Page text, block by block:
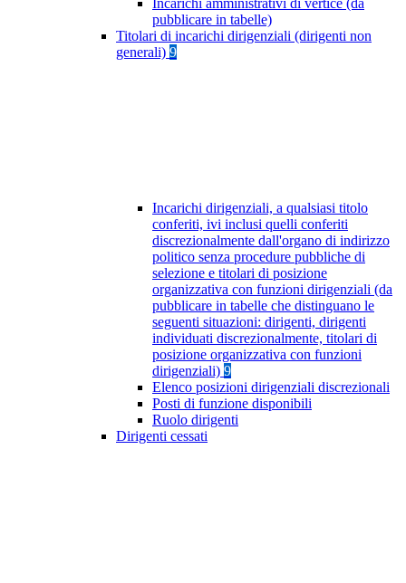
Incarichi amministrativi di vertice (da
pubblicare in tabelle)
Titolari di incarichi dirigenziali (dirigenti non
generali) 9
Incarichi dirigenziali, a qualsiasi titolo
conferiti, ivi inclusi quelli conferiti
discrezionalmente dall'organo di indirizzo
politico senza procedure pubbliche di
selezione e titolari di posizione
organizzativa con funzioni dirigenziali (da
pubblicare in tabelle che distinguano le
seguenti situazioni: dirigenti, dirigenti
individuati discrezionalmente, titolari di
posizione organizzativa con funzioni
dirigenziali) 9
Elenco posizioni dirigenziali discrezionali
Posti di funzione disponibili
Ruolo dirigenti
Dirigenti cessati